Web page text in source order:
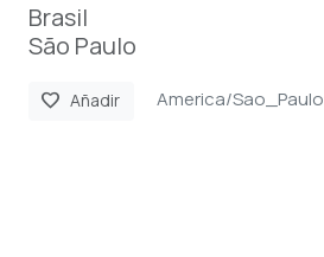
Brasil
São Paulo
favorite Añadir America/Sao_Paulo